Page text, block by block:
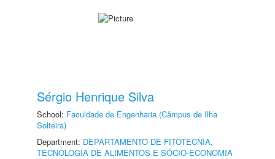
Sérgio Henrique Silva
School: Faculdade de Engenharia (Câmpus de Ilha
Solteira)
Department: DEPARTAMENTO DE FITOTECNIA,
TECNOLOGIA DE ALIMENTOS E SÓCIO-ECONOMIA